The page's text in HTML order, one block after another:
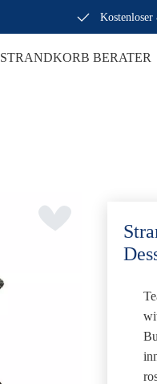
Kostenloser
STRANDKORB BERATER